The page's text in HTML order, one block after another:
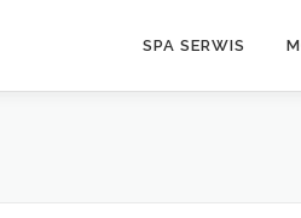
SPA SERWIS